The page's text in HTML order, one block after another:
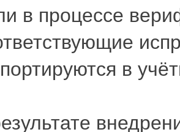
в процессе
в